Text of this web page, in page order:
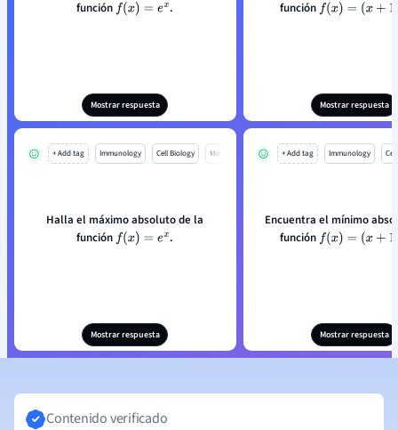
funciónf(x)=ex .
Mostrar respuesta
funciónf(x)=( x+ 1)2−2
Mostrar respuesta
+ Add tag Immunology Cell Biology Mo
Halla el máximo absoluto de la
funciónf(x)=ex .
Mostrar respuesta
+ Add tag Immunology
Encuentra el mínimo
funciónf(x)=( x+ 1)2−2
Mostrar respuesta
Contenido verificado